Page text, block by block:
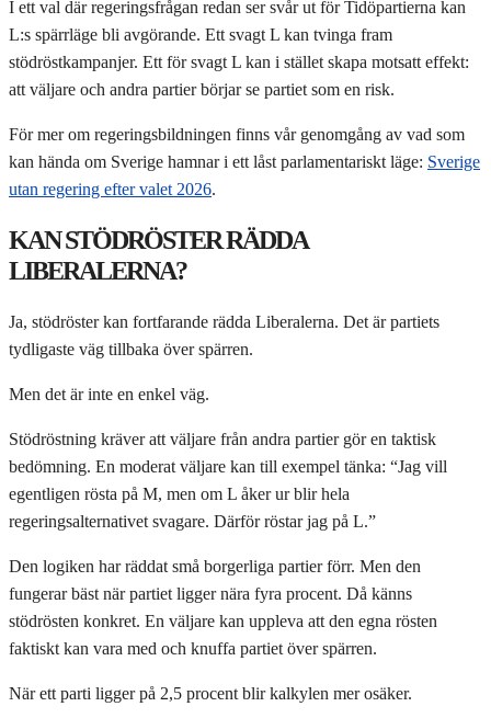
I ett val där regeringsfrågan redan ser svår ut för Tidöpartierna kan
L:s spärrläge bli avgörande. Ett svagt L kan tvinga fram
stödröstkampanjer. Ett för svagt L kan i stället skapa motsatt effekt:
att väljare och andra partier börjar se partiet som en risk.
För mer om regeringsbildningen finns vår genomgång av vad som
kan hända om Sverige hamnar i ett låst parlamentariskt läge: Sverige
utan regering efter valet 2026.
KAN STÖDRÖSTER RÄDDA
LIBERALERNA?
Ja, stödröster kan fortfarande rädda Liberalerna. Det är partiets
tydligaste väg tillbaka över spärren.
Men det är inte en enkel väg.
Stödröstning kräver att väljare från andra partier gör en taktisk
bedömning. En moderat väljare kan till exempel tänka: “Jag vill
egentligen rösta på M, men om L åker ur blir hela
regeringsalternativet svagare. Därför röstar jag på L.”
Den logiken har räddat små borgerliga partier förr. Men den
fungerar bäst när partiet ligger nära fyra procent. Då känns
stödrösten konkret. En väljare kan uppleva att den egna rösten
faktiskt kan vara med och knuffa partiet över spärren.
När ett parti ligger på 2,5 procent blir kalkylen mer osäker.